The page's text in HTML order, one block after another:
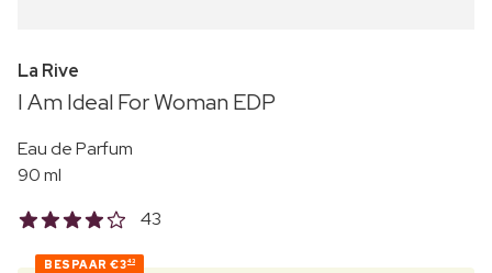
La Rive
I Am Ideal For Woman EDP
Eau de Parfum
90 ml
43
BESPAAR €343